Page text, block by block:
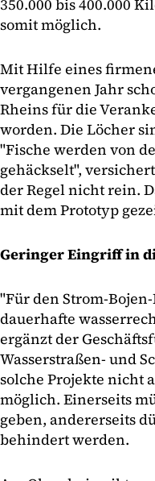
350.000 bis 400.000
somit möglich.
Mit Hilfe eines
vergangenen Jahr
Rheins für die
worden. Die Löcher
"Fische werden von
gehäckselt",
der Regel nicht rein.
mit dem Prototyp
Geringer Eingriff in
"Für den Strom-
dauerhafte
ergänzt der
Wasserstraßen- und
solche Projekte nicht
möglich. Einerseits
geben, andererseits
behindert werden.